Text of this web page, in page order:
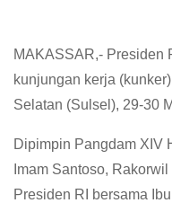
MAKASSAR,- Presiden
kunjungan kerja
Selatan (Sulsel), 29-30
Dipimpin Pangdam XIV
Imam Santoso,
Presiden RI bersama